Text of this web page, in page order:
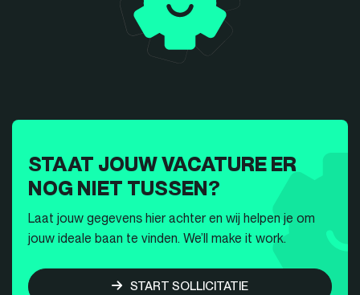
STAAT JOUW VACATURE ER
NOG NIET TUSSEN?
Laat jouw gegevens hier achter en wij helpen je om
jouw ideale baan te vinden. We’ll make it work.
START SOLLICITATIE